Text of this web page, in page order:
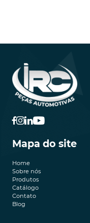
Mapa do site
Home
Sobre nós
Produtos
Catálogo
Contato
Blog